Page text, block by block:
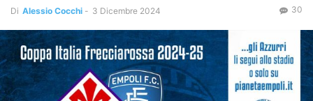
Di Alessio Cocchi - 3 Dicembre 2024 30